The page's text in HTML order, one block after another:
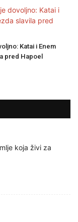
Katai i Enem
pred Hapoel
koja živi za